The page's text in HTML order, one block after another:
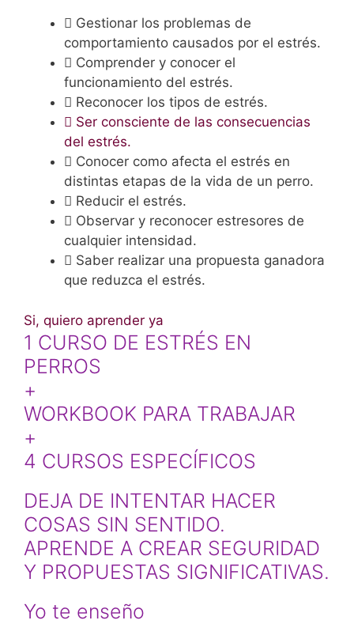
Gestionar los problemas de
comportamiento causados por el estrés.
Comprender y conocer el
funcionamiento del estrés.
Reconocer los tipos de estrés.
Ser consciente de las consecuencias
del estrés.
Conocer como afecta el estrés en
distintas etapas de la vida de un perro.
Reducir el estrés.
Observar y reconocer estresores de
cualquier intensidad.
Saber realizar una propuesta ganadora
que reduzca el estrés.
Si, quiero aprender ya
1 CURSO DE ESTRÉS EN
PERROS
+
WORKBOOK PARA TRABAJAR
+
4 CURSOS ESPECÍFICOS
DEJA DE INTENTAR HACER
COSAS SIN SENTIDO.
APRENDE A CREAR SEGURIDAD
Y PROPUESTAS SIGNIFICATIVAS.
Yo te enseño